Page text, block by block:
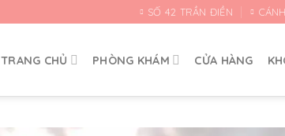
SỐ 42 TRẦN ĐIỀN
TRANG CHỦ PHÒNG KHÁM CỬA HÀNG